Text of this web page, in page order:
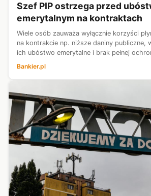
Szef PIP ostrzega przed
emerytalnym na kontraktach
Wiele osób zauważa wyłącznie korzyści
na kontrakcie np. niższe daniny publiczne,
ich ubóstwo emerytalne i brak pełnej
przypadkach - powiedział w wywiadzie dla
Państwowej Inspekcji Pr...
Bankier.pl